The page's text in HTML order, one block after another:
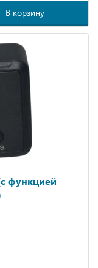
В корзину
функцией